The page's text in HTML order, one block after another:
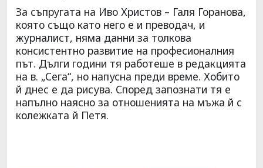
За съпругата на Иво Христов – Галя Горанова,
която също като него е и преводач, и
журналист, няма данни за толкова
консистентно развитие на професионалния
път. Дълги години тя работеше в редакцията
на в. „Сега“, но напусна преди време. Хобито
й днес е да рисува. Според запознати тя е
напълно наясно за отношенията на мъжа й с
колежката й Петя.